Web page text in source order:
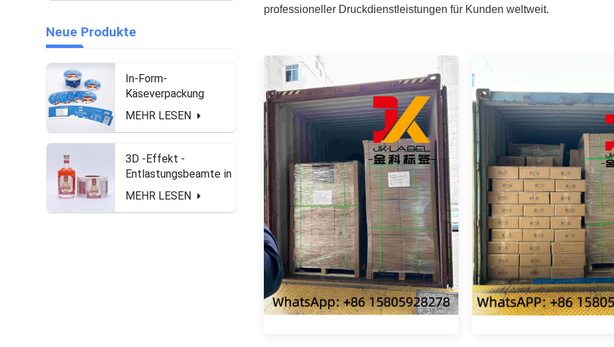
Neue Produkte
In-Form-
Käseverpackung
Gefrierschrank
wasserdicht und mit
Etiketten
MEHR LESEN
3D -Effekt -
Entlastungsbeamte in
Rollenform für
Spirituosenflasche
MEHR LESEN
professioneller Druckdienstleistungen für Kunden weltweit.